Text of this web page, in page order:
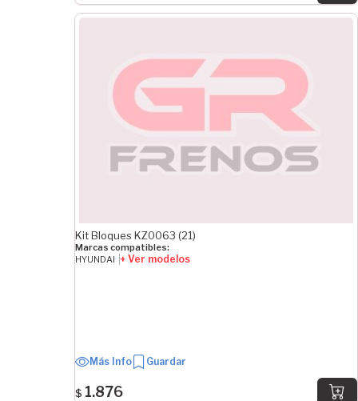
Kit Bloques KZ0063 (21)
Marcas compatibles:
HYUNDAI + Ver modelos
Más Info Guardar
$ 1.876